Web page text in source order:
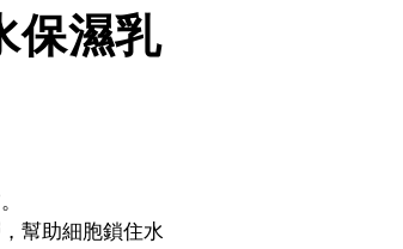
保濕乳
幫助細胞鎖住水